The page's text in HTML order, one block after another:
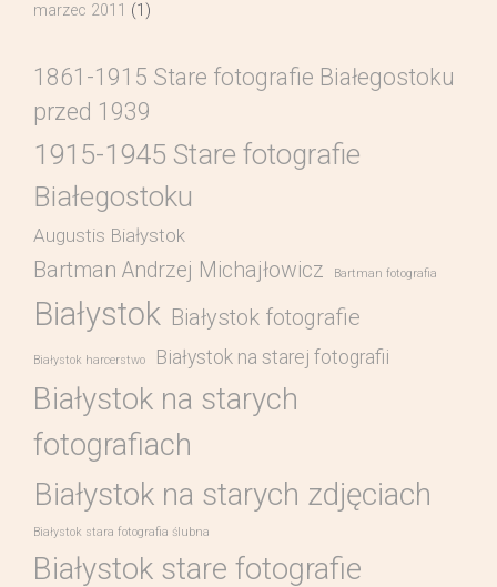
marzec 2011 (1)
1861-1915 Stare fotografie Białegostoku
przed 1939
1915-1945 Stare fotografie
Białegostoku
Augustis Białystok
Bartman Andrzej Michajłowicz Bartman fotografia
Białystok Białystok fotografie
Białystok harcerstwo Białystok na starej fotografii
Białystok na starych
fotografiach
Białystok na starych zdjęciach
Białystok stara fotografia ślubna
Białystok stare fotografie